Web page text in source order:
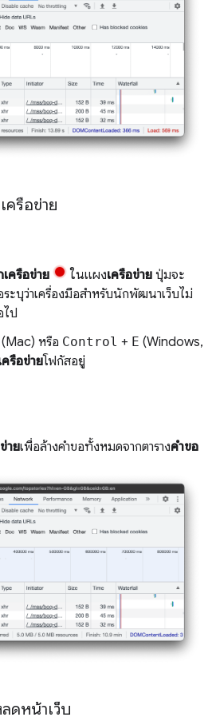
รือข่าย
ครือข่าย ในแผงเครือข่าย ปุ่มจะ
ะบุว่าเครื่องมือสำหรับนักพัฒนาเว็บไม่
ป
(Mac) หรือ Control + E (Windows,
ครือข่ายโฟกัสอยู่
ายเพื่อล้างคำขอทั้งหมดจากตารางคำขอ
ดหน้าเว็บ